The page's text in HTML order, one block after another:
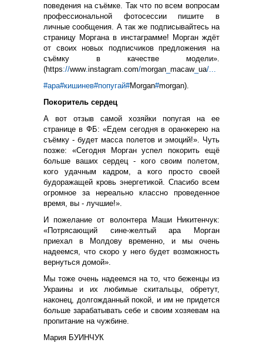
поведения на съёмке. Так что по всем вопросам
профессиональной фотосессии пишите в
личные сообщения. А так же подписывайтесь на
страницу Моргана в инстаграмме! Морган ждёт
от своих новых подписчиков предложения на
съёмку в качестве модели».
(https://www. instagram com/morgan macaw_ ua/...
#ара#кишинев#попугай#Morgan#morgan).
Покоритель сердец
А вот отзыв самой хозяйки попугая на ее
странице в ФБ: «Едем сегодня в оранжерею на
съёмку - будет масса полетов и эмоций!». Чуть
позже: «Сегодня Морган успел покорить ещё
больше ваших сердец - кого своим полетом,
кого удачным кадром, а кого просто своей
будоражащей кровь энергетикой. Спасибо всем
огромное за нереально классно проведенное
время, вы - лучшие!».
И пожелание от волонтера Маши Никитенчук:
«Потрясающий сине-желтый ара Морган
приехал в Молдову временно, и мы очень
надеемся, что скоро у него будет возможность
вернуться домой».
Мы тоже очень надеемся на то, что беженцы из
Украины и их любимые скитальцы, обретут,
наконец, долгожданный покой, и им не придется
больше зарабатывать себе и своим хозяевам на
пропитание на чужбине.
Мария БУИНЧУК